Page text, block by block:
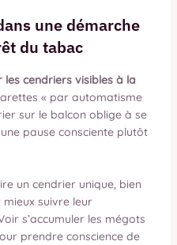
une démarche
du tabac
les cendriers visibles à la
« par automatisme
sur le balcon oblige à se
pause consciente plutôt
un cendrier unique, bien
suivre leur
s’accumuler les mégots
prendre conscience de